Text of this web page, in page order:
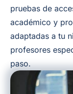
pruebas de
académico y
adaptadas a tu
profesores
paso.